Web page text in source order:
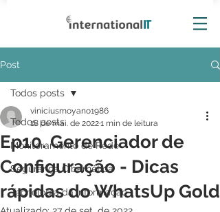
Post
Todos posts
Monitoramento de Rede
Segurança Cibernética
Tecnologia da Informação
Todos posts
Ep10. Gerenciador de
Configuração - Dicas
rápidas do WhatsUp Gold
viniciusmoyano1986
18 de mai. de 20221 min de leitura